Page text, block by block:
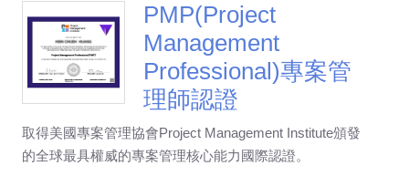
PMP(Project
Management
Professional)專案管
理師認證
取得美國專案管理協會Project Management Institute頒發
的全球最具權威的專案管理核心能力國際認證。